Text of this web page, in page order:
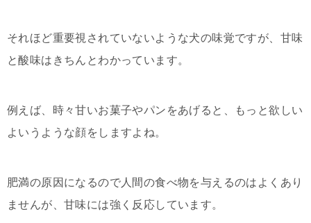
それほど重要視されていないような犬の味覚ですが、甘味
と酸味はきちんとわかっています。
例えば、時々甘いお菓子やパンをあげると、もっと欲しい
よいうような顔をしますよね。
肥満の原因になるので人間の食べ物を与えるのはよくあり
ませんが、甘味には強く反応しています。